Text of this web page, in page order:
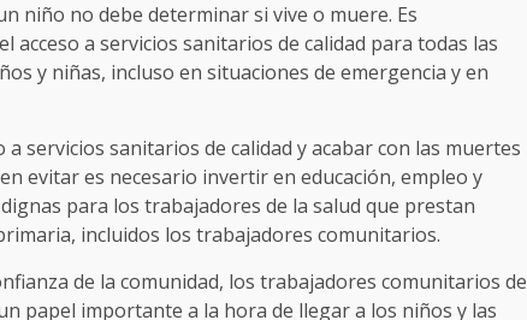
niño no debe determinar si vive o muere. Es
acceso a servicios sanitarios de calidad para todas las
y niñas, incluso en situaciones de emergencia y en
a servicios sanitarios de calidad y acabar con las muertes
evitar es necesario invertir en educación, empleo y
para los trabajadores de la salud que prestan
incluidos los trabajadores comunitarios.
de la comunidad, los trabajadores comunitarios de
papel importante a la hora de llegar a los niños y las